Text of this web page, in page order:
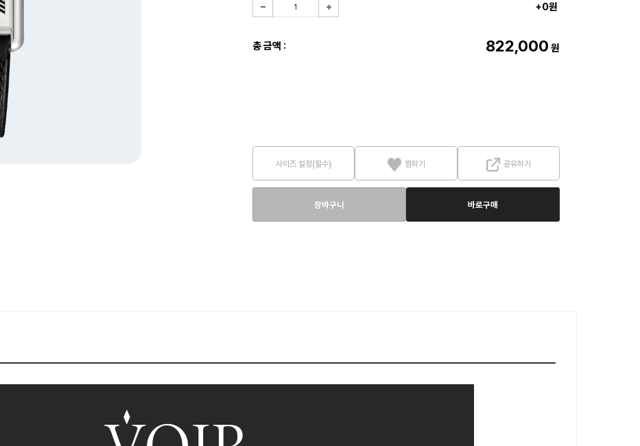
+0원
총 금액 : 822,000 원
사이즈 설정(필수) 찜하기 공유하기
장바구니 바로구매